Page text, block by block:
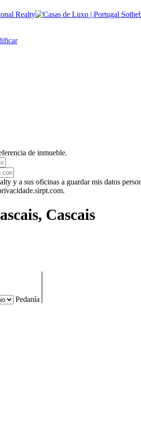
de inmueble.
y a sus oficinas a guardar mis datos
Cascais
Pedanía